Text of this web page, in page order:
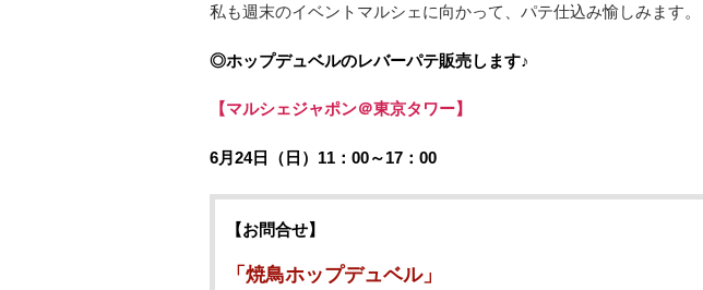
私も週末のイベントマルシェに向かって、パテ仕込み愉しみます。
◎ホップデュベルのレバーパテ販売します♪
【マルシェジャポン＠東京タワー】
6月24日（日）11：00～17：00
【お問合せ】
「焼鳥ホップデュベル」